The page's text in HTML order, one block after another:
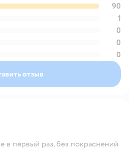
90
1
0
0
0
отзыв
в первый раз, без покраснений